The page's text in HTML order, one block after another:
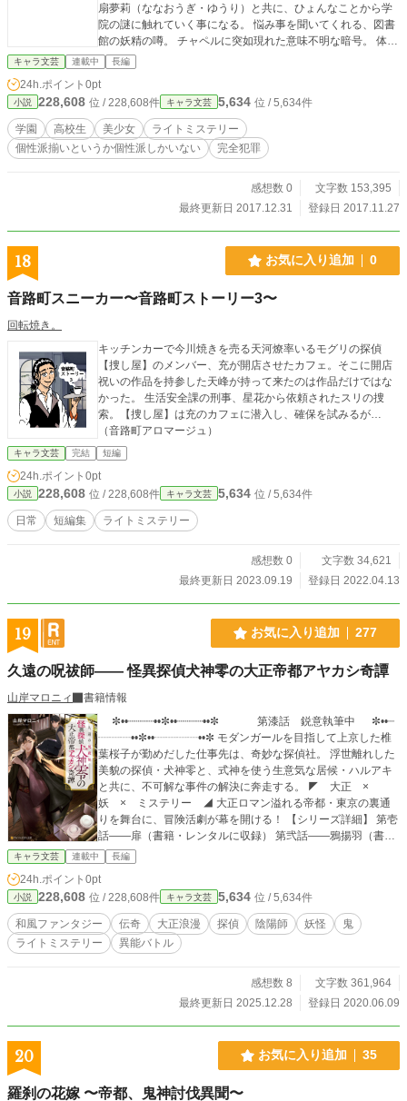
扇夢莉（ななおうぎ・ゆうり）と共に、ひょんなことから学
院の謎に触れていく事になる。 悩み事を聞いてくれる、図書
館の妖精の噂。 チャペルに突如現れた意味不明な暗号。 体育
館倉庫を荒らす、謎の暴漢。 そんな謎を解き明かしていく中
で、奏汰は次第に夢莉に心惹かれていくのだが……？ 思春期
真っただ中の少年少女がぎゅっと住まった全寮制の学院で繰
り広げられる、愉快で楽しい、人の死なないライトミステリ
ー！ 今ここに開ま――――＾Ｃ ＾Ｃ
less truth.txt The grate c
rimes are always on your side.
logoutlogoutlogoutlogoutlogoutlogoutlogoutlogoutlogoutlogo
utlogoutlogoutlogoutlogoutlogoutlogoutlogoutlogoutlogoutlo
utlogoutlogoutlogoutlogoutlogoutlogoutlogoutlogoutlogoutlo
goutlogoutlogoutlogoutlogoutlogoutlogoutlogoutlogoutlogout
utlogoutlogoutlogoutlogoutlogoutlogoutlogoutlogoutlogoutlo
がありますが、本作品はフィクションです。実在の人物・団
体等とは一切関係ありません。
キャラ文芸 連載中 長編
24h.ポイント 0pt
小説 228,608 位 / 228,608件 キャラ文芸 5,634 位 / 5,634件
学園 高校生 美少女
ライトミステリー
個性派揃いというか個性派しかいない
完全犯罪
感想数 0
文字数 153,395
最終更新日 2017.12.31
登録日 2017.11.27
18 お気に入り追加 0
音路町スニーカー〜音路町ストーリー3〜
回転焼き。
キッチンカーで今川焼きを売る天河燎率いるモグリの探偵
【捜し屋】のメンバー、充が開店させたカフェ。そこに開店
祝いの作品を持参した天峰が持って来たのは作品だけではな
かった。 生活安全課の刑事、星花から依頼されたスリの捜
索。【捜し屋】は充のカフェに潜入し、確保を試みるが…
（音路町アロマージュ）
キャラ文芸 完結 短編
24h.ポイント 0pt
小説 228,608 位 / 228,608件 キャラ文芸 5,634 位 / 5,634件
日常 短編集 ライトミステリー
感想数 0
文字数 34,621
最終更新日 2023.09.19
登録日 2022.04.13
19 お気に入り追加 277
久遠の呪祓師―― 怪異探偵犬神零の大正帝都アヤカシ奇譚
山岸マロニィ
書籍情報
✼••┈┈┈┈••✼••┈┈┈┈••✼ 第漆話 鋭意執筆中 ✼••┈
┈┈┈••✼••┈┈┈┈••✼ モダンガールを目指して上京した椎
葉桜子が勤めだした仕事先は、奇妙な探偵社。 浮世離れした
美貌の探偵・犬神零と、式神を使う生意気な居候・ハルアキ
と共に、不可解な事件の解決に奔走する。 ◤ 大正 ×
妖 × ミステリー ◢ 大正ロマン溢れる帝都・東京の裏通
りを舞台に、冒険活劇が幕を開ける！ 【シリーズ詳細】 第壱
話――扉（書籍・レンタルに収録） 第弐話――鴉揚羽（書
籍・レンタルに収録） 第参話――九十九ノ段（完結・公開
中） 第肆話――壺（完結・公開中） 第伍話――箪笥(完結) 番
外編・百合御殿ノ三姉妹（完結・別ページにて公開中） ※各
話とも、単独でお楽しみ頂ける内容となっております。 【第
4回 キャラ文芸大賞】 旧タイトル『犬神心霊探偵社 第壱
話【扉】』が、奨励賞に選ばれました。 【備考（第壱話――
扉）】 初稿 2010年 ブログ及びHPにて別名義で掲載 改
020年 ノベルデイズ、ノベルアップ+にて掲載 ※以上、現
在は公開しておりません。 改稿③ 2021年 第4回 キャラ
キャラ文芸 連載中 長編
24h.ポイント 0pt
小説 228,608 位 / 228,608件 キャラ文芸 5,634 位 / 5,634件
和風ファンタジー 伝奇 大正浪漫 探偵 陰陽師 妖怪
鬼
ライトミステリー
異能バトル
感想数 8
文字数 361,964
最終更新日 2025.12.28
登録日 2020.06.09
20 お気に入り追加 35
羅刹の花嫁 〜帝都、鬼神討伐異聞〜